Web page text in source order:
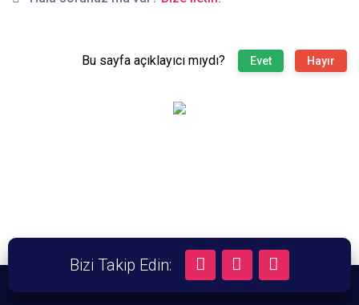
Bu sayfa açıklayıcı mıydı? Evet Hayır
Bizi Takip Edin: